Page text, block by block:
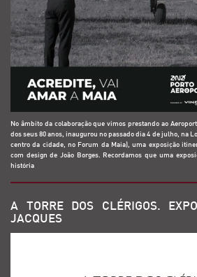
No âmbito da colaboração que vimos prestando ao
dos seus 80 anos, inaugurou no passado dia 4 de julho, na
centro da cidade, no Forum da Maia), uma exposição
com design de João Borges. Recordamos que uma
história
A TORRE DOS CLÉRIGOS.
JACQUES